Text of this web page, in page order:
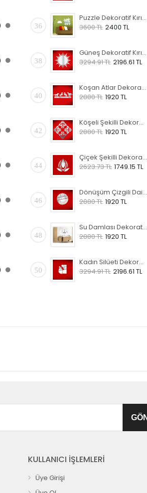
36
Puzzle Dekoratif Kırılmaz Ayna
3600 TL 2400 TL
38
Güneş Dekoratif Kırılmaz Ayna
3294.91 TL 2196.61 TL
40
Koşan Atlar Dekoratif Kırılmaz Ayna
2880 TL 1920 TL
42
Köşeli Şekilli Dekoratif Kırılmaz Ayna
2880 TL 1920 TL
44
Çiçek Şekilli Dekoratif Kırılmaz Ayna
2623.73 TL 1749.15 TL
46
Dönüşüm Çizgili Daire Dekoratif Kırılmaz Ayna
2880 TL 1920 TL
48
Su Damlası Dekoratif Kırılmaz Ayna
2880 TL 1920 TL
50
Kadın Silüeti Dekoratif Kırılmaz Ayna
3294.91 TL 2196.61 TL
KULLANICI İŞLEMLERİ
Üye Girişi